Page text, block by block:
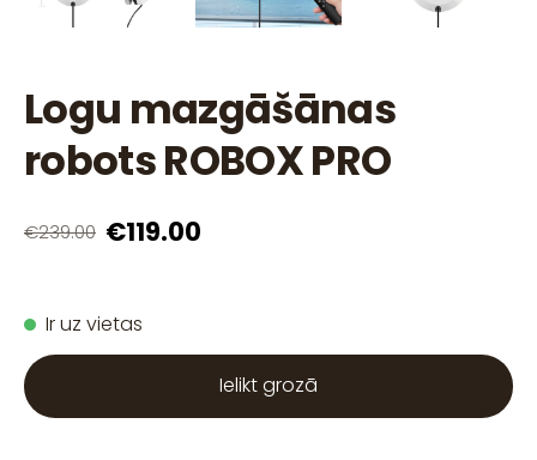
Logu mazgāšānas
robots ROBOX PRO
€239.00 €119.00
Ir uz vietas
Ielikt grozā